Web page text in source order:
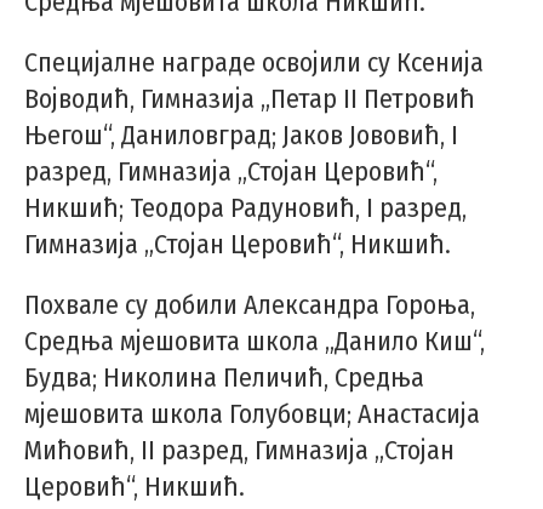
Специјалне награде освојили су Ксенија
Војводић, Гимназија „Петар II Петровић
Његош“, Даниловград; Јаков Јововић, I
разред, Гимназија „Стојан Церовић“,
Никшић; Теодора Радуновић, I разред,
Гимназија „Стојан Церовић“, Никшић.
Похвале су добили Александра Гороња,
Средња мјешовита школа „Данило Киш“,
Будва; Николина Пеличић, Средња
мјешовита школа Голубовци; Анастасија
Мићовић, II разред, Гимназија „Стојан
Церовић“, Никшић.